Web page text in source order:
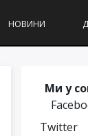
НОВИНИ
Ми у
Twitter